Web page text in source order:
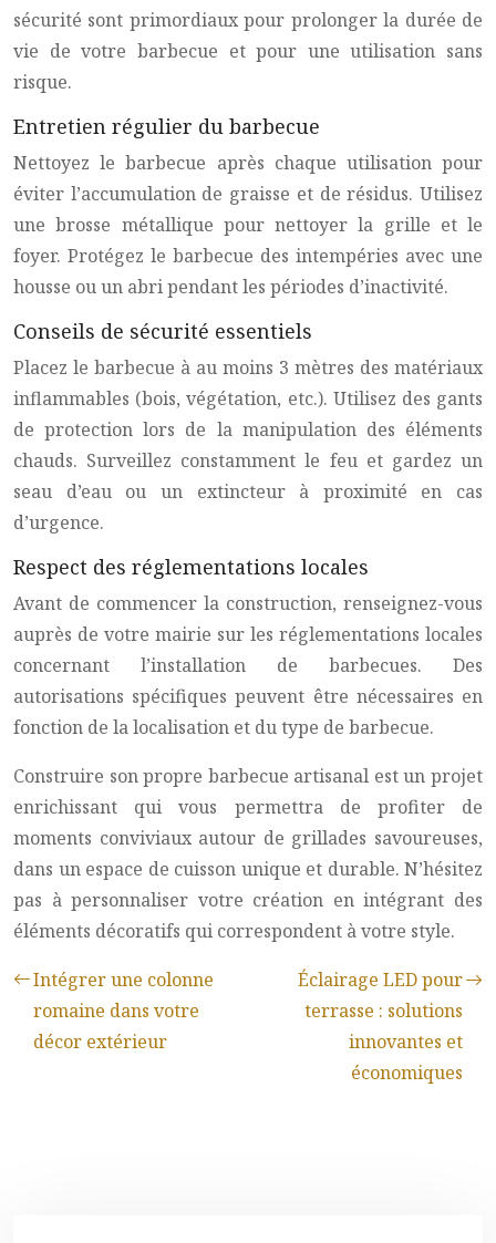
sécurité sont primordiaux pour prolonger la durée de
vie de votre barbecue et pour une utilisation sans
risque.
Entretien régulier du barbecue
Nettoyez le barbecue après chaque utilisation pour
éviter l’accumulation de graisse et de résidus. Utilisez
une brosse métallique pour nettoyer la grille et le
foyer. Protégez le barbecue des intempéries avec une
housse ou un abri pendant les périodes d’inactivité.
Conseils de sécurité essentiels
Placez le barbecue à au moins 3 mètres des matériaux
inflammables (bois, végétation, etc.). Utilisez des gants
de protection lors de la manipulation des éléments
chauds. Surveillez constamment le feu et gardez un
seau d’eau ou un extincteur à proximité en cas
d’urgence.
Respect des réglementations locales
Avant de commencer la construction, renseignez-vous
auprès de votre mairie sur les réglementations locales
concernant l’installation de barbecues. Des
autorisations spécifiques peuvent être nécessaires en
fonction de la localisation et du type de barbecue.
Construire son propre barbecue artisanal est un projet
enrichissant qui vous permettra de profiter de
moments conviviaux autour de grillades savoureuses,
dans un espace de cuisson unique et durable. N’hésitez
pas à personnaliser votre création en intégrant des
éléments décoratifs qui correspondent à votre style.
Intégrer une colonne
romaine dans votre
décor extérieur
Éclairage LED pour
terrasse : solutions
innovantes et
économiques